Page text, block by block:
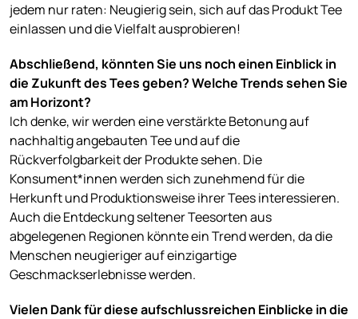
jedem nur raten: Neugierig sein, sich auf das Produkt Tee
einlassen und die Vielfalt ausprobieren!
Abschließend, könnten Sie uns noch einen Einblick in
die Zukunft des Tees geben? Welche Trends sehen Sie
am Horizont?
Ich denke, wir werden eine verstärkte Betonung auf
nachhaltig angebauten Tee und auf die
Rückverfolgbarkeit der Produkte sehen. Die
Konsument*innen werden sich zunehmend für die
Herkunft und Produktionsweise ihrer Tees interessieren.
Auch die Entdeckung seltener Teesorten aus
abgelegenen Regionen könnte ein Trend werden, da die
Menschen neugieriger auf einzigartige
Geschmackserlebnisse werden.
Vielen Dank für diese aufschlussreichen Einblicke in die